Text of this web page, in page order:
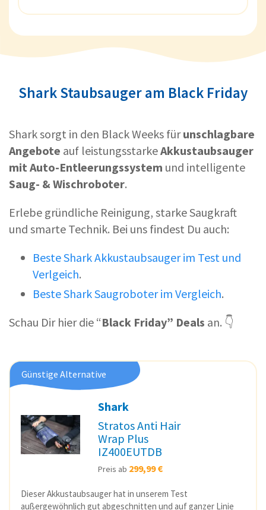
Shark Staubsauger am Black Friday
Shark sorgt in den Black Weeks fürunschlagbare
Angebote auf leistungsstarkeAkkustaubsauger
mit Auto-Entleerungssystem und intelligente
Saug- & Wischroboter.
Erlebe gründliche Reinigung, starke Saugkraft
und smarte Technik. Bei uns findest Du auch:
Beste Shark Akkustaubsauger im Test und
Verlgeich.
Beste Shark Saugroboter im Vergleich.
Schau Dir hier die “Black Friday” Deals an. 👇
Günstige Alternative
Shark
Stratos Anti Hair
Wrap Plus
IZ400EUTDB
Preis ab 299,99 €
Dieser Akkustaubsauger hat in unserem Test
außergewöhnlich gut abgeschnitten und auf ganzer Linie